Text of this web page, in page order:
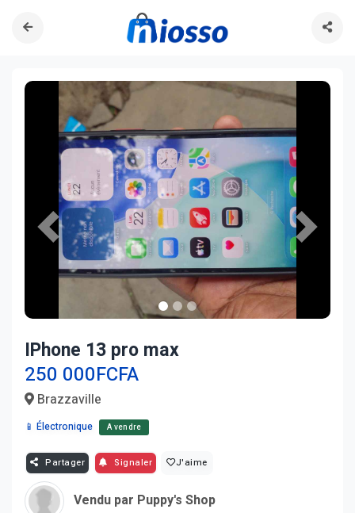
Previous Next
IPhone 13 pro max
250 000FCFA
Brazzaville
📱 Électronique A vendre
Partager Signaler J'aime
Vendu par Puppy's Shop